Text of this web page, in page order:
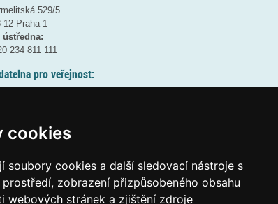
cookies
soubory cookies a další sledovací nástroje s
zobrazení přizpůsobeného obsahu
webových stránek a zjištění zdroje
529/5
12 Praha 1
ústředna:
234 811 111
pro veřejnost:
informací
podatelna:
gov cz